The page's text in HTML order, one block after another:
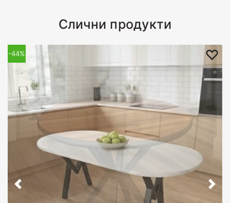
Слични продукти
-53%
-44%